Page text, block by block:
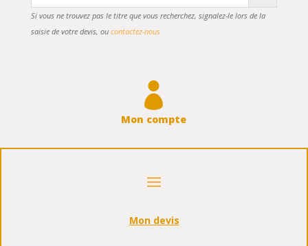
Si vous ne trouvez pas le titre que vous recherchez, signalez-le lors de la
saisie de votre devis, ou contactez-nous

Mon compte
Mon devis